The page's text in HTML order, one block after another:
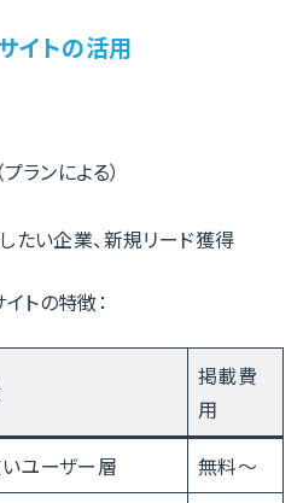
イトの活用
ランによる）
たい企業、新規リード獲得
トの特徴：
掲載費
用
ユーザー層 無料〜